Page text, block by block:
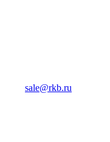
sale@rkb.ru